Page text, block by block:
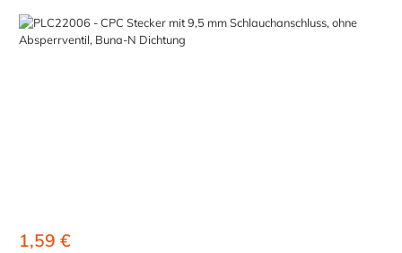
Bildergalerie überspringen
1,59 €